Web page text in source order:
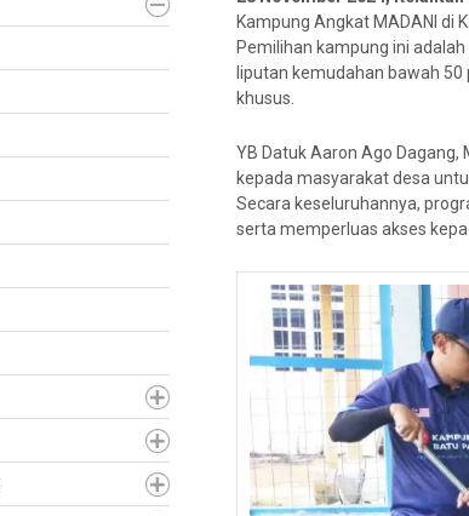
Kampung Angkat MADANI di
Pemilihan kampung ini
liputan kemudahan bawah
khusus.
YB Datuk Aaron Ago
kepada masyarakat desa
Secara keseluruhannya,
serta memperluas akses